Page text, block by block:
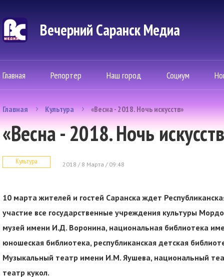
Вечерний Саранск Mедиа
Главная Репортер Наш город Социум
Главная Культура «Весна - 2018. Ночь искусств»
«Весна - 2018. Ночь
Культура 2018 / 8 Марта / 09:48
10 марта жителей и гостей Саранска ждет
участие все государственные учреждения культуры
музей имени И.Д. Воронина, национальная библиотека
юношеская библиотека, республиканская детская
Музыкальный театр имени И.М. Яушева, национальный
театр кукол.